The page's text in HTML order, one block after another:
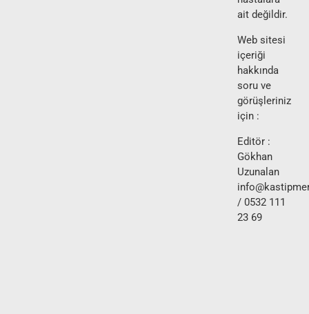
ait değildir.
Web sitesi
içeriği
hakkında
soru ve
görüşleriniz
için :
Editör :
Gökhan
Uzunalan
/ 0532 111
23 69